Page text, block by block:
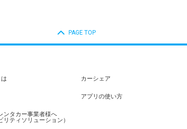
PAGE TOP
カーシェア
アプリの使い方
ンタカー事業者様へ
リティソリューション）